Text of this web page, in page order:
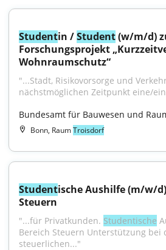
Studentin / Student (w/m/d)
Forschungs­projekt
Wohnraum­schutz“
"...Stadt, Risikovorsorge und
nächst­möglichen Zeitpunkt eine/
Bundesamt für Bauwesen und
Bonn, RaumTroisdorf
Studentische Aushilfe (m/w/
Steuern
"...für Privatkunden. Studentische
Bereich Steuern Unterstützung bei
steuerlichen..."